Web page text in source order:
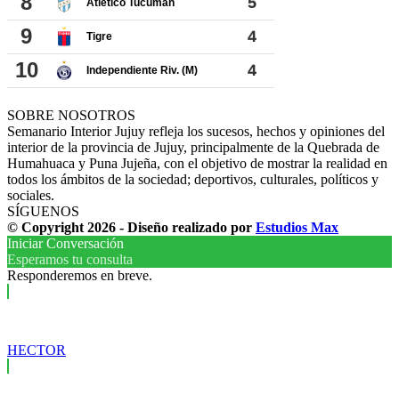
SOBRE NOSOTROS
Semanario Interior Jujuy refleja los sucesos, hechos y opiniones del
interior de la provincia de Jujuy, principalmente de la Quebrada de
Humahuaca y Puna Jujeña, con el objetivo de mostrar la realidad en
todos los ámbitos de la sociedad; deportivos, culturales, políticos y
sociales.
SÍGUENOS
© Copyright 2026 - Diseño realizado por Estudios Max
Iniciar Conversación
Esperamos tu consulta
Responderemos en breve.
HECTOR